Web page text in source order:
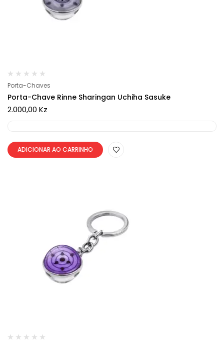
Porta-Chaves
Porta-Chave Rinne Sharingan Uchiha Sasuke
2.000,00 Kz
ADICIONAR AO CARRINHO